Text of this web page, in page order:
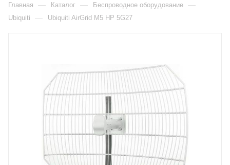
Главная — Каталог — Беспроводное оборудование —
Ubiquiti — Ubiquiti AirGrid M5 HP 5G27